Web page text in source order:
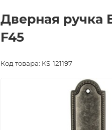
Дверная ручка
F45
Код товара: KS-121197